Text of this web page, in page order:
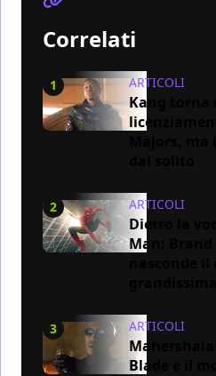
Correlati
1 ARTICOLI
Kang torna
2 ARTICOLI
Dietro la
Man: Brand
3 ARTICOLI
Mahershala
Blade e il